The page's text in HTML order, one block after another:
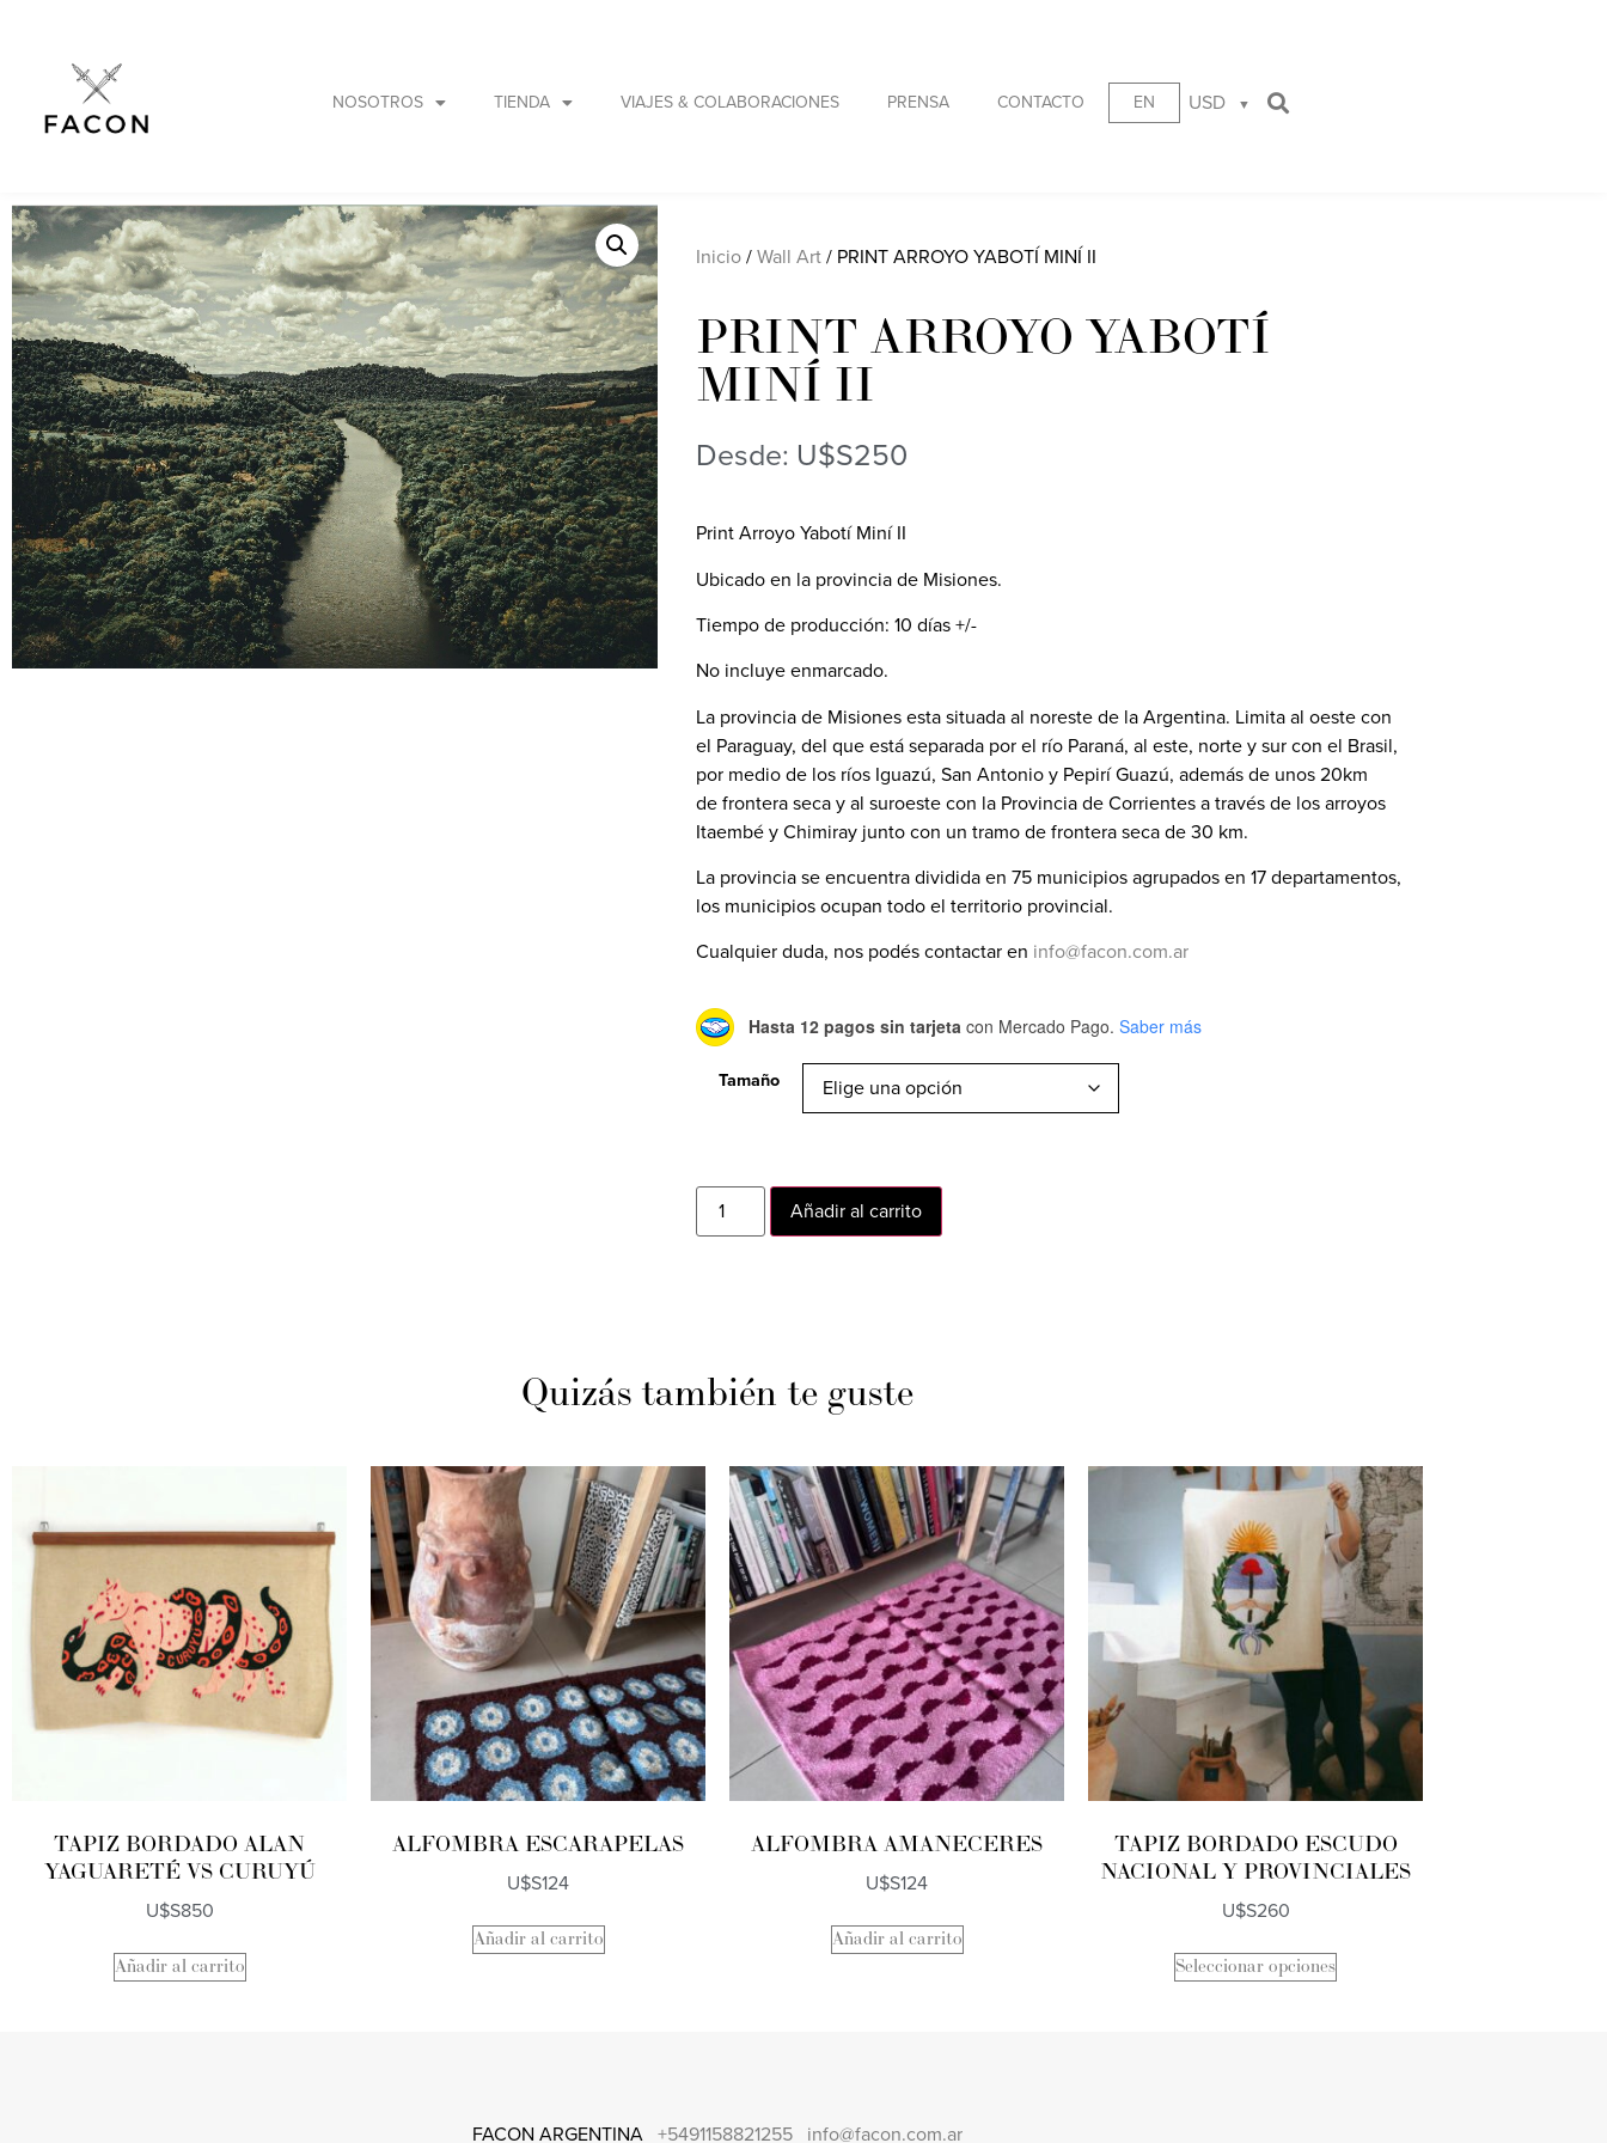
NOSOTROS TIENDA VIAJES & COLABORACIONES PRENSA CONTACTO EN USD
Inicio / Wall Art / PRINT ARROYO YABOTÍ MINÍ II
PRINT ARROYO YABOTÍ
MINÍ II
Desde: U$S250
Print Arroyo Yabotí Miní II
Ubicado en la provincia de Misiones.
Tiempo de producción: 10 días +/-
No incluye enmarcado.
La provincia de Misiones esta situada al noreste de la Argentina. Limita al oeste con
el Paraguay, del que está separada por el río Paraná, al este, norte y sur con el Brasil,
por medio de los ríos Iguazú, San Antonio y Pepirí Guazú, además de unos 20km
de frontera seca y al suroeste con la Provincia de Corrientes a través de los arroyos
Itaembé y Chimiray junto con un tramo de frontera seca de 30 km.
La provincia se encuentra dividida en 75 municipios agrupados en 17 departamentos,
los municipios ocupan todo el territorio provincial.
Cualquier duda, nos podés contactar en info@facon.com.ar
Hasta 12 pagos sin tarjeta con Mercado Pago. Saber más
Tamaño
Añadir al carrito
Quizás también te guste
TAPIZ BORDADO ALAN
YAGUARETÉ VS CURUYÚ
U$S850
Añadir al carrito
ALFOMBRA ESCARAPELAS
U$S124
Añadir al carrito
ALFOMBRA AMANECERES
U$S124
Añadir al carrito
TAPIZ BORDADO ESCUDO
NACIONAL Y PROVINCIALES
U$S260
Seleccionar opciones
FACON ARGENTINA +5491158821255 info@facon.com.ar